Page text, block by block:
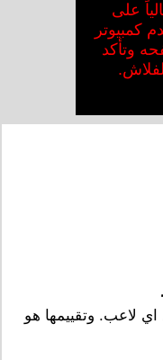
على
كمبيوتر
وتأكد
لاعب. وتقييمها هو